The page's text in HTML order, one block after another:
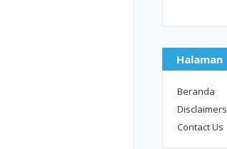
Halaman
Beranda
Disclaimers
Contact Us